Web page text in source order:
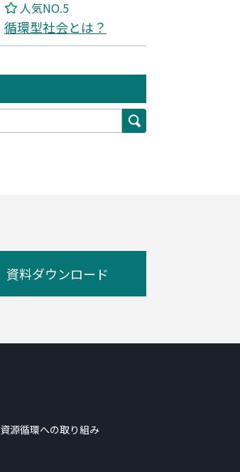
人気NO.5
循環型社会とは？
資料ダウンロード
資源循環への取り組み